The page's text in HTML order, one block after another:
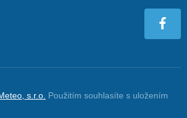
s.r.o. Použitím souhlasíte s uložením